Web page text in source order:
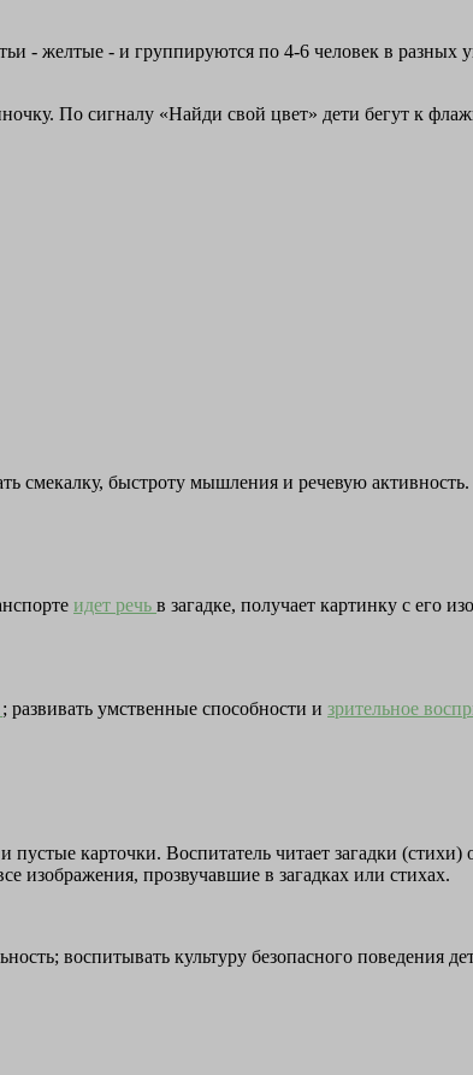
- желтые - и группируются по 4-6 человек в разных
По сигналу «Найди свой цвет» дети бегут к
смекалку, быстроту мышления и речевую активность.
идет речь в загадке, получает картинку с его
; развивать умственные способности и зрительное
карточки. Воспитатель читает загадки (стихи)
изображения, прозвучавшие в загадках или стихах.
воспитывать культуру безопасного поведения